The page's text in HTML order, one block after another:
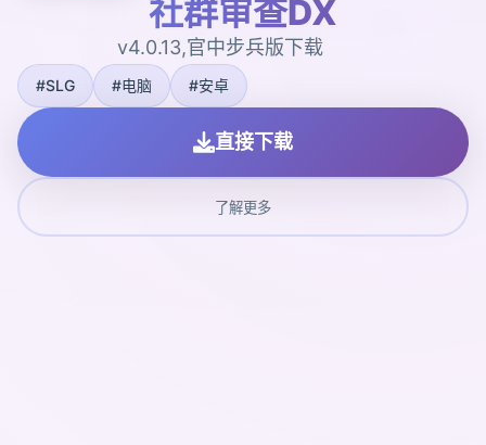
社群审查DX
v4.0.13,官中步兵版下载
#SLG #电脑 #安卓
直接下载
了解更多